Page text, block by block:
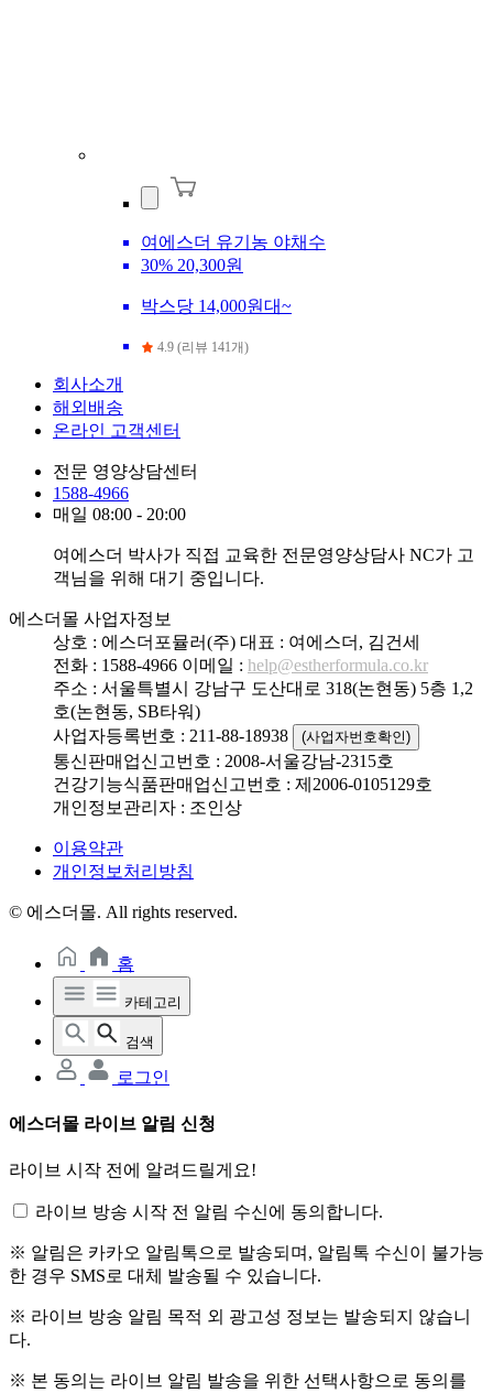
여에스더 유기농 야채수
30% 20,300원
박스당 14,000원대~
4.9 (리뷰 141개)
회사소개
해외배송
온라인 고객센터
전문 영양상담센터
1588-4966
매일 08:00 - 20:00
여에스더 박사가 직접 교육한 전문영양상담사 NC가 고
객님을 위해 대기 중입니다.
에스더몰 사업자정보
상호 : 에스더포뮬러(주) 대표 : 여에스더, 김건세
전화 : 1588-4966 이메일 : help@estherformula.co.kr
주소 : 서울특별시 강남구 도산대로 318(논현동) 5층 1,2
호(논현동, SB타워)
사업자등록번호 : 211-88-18938
(사업자번호확인)
통신판매업신고번호 : 2008-서울강남-2315호
건강기능식품판매업신고번호 : 제2006-0105129호
개인정보관리자 : 조인상
이용약관
개인정보처리방침
© 에스더몰. All rights reserved.
홈
카테고리
검색
로그인
에스더몰 라이브 알림 신청
라이브 시작 전에 알려드릴게요!
라이브 방송 시작 전 알림 수신에 동의합니다.
※ 알림은 카카오 알림톡으로 발송되며, 알림톡 수신이 불가능
한 경우 SMS로 대체 발송될 수 있습니다.
※ 라이브 방송 알림 목적 외 광고성 정보는 발송되지 않습니
다.
※ 본 동의는 라이브 알림 발송을 위한 선택사항으로 동의를